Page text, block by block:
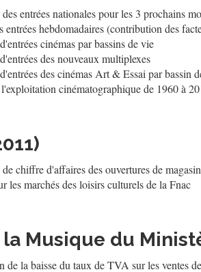
entrées nationales pour les 3 prochains
hebdomadaires (contribution des
cinémas par bassins de vie
des nouveaux multiplexes
des cinémas Art & Essai par bassin
cinématographique de 1960 à
chiffre d'affaires des ouvertures de
les marchés des loisirs culturels de la Fnac
Musique du
de la baisse du taux de TVA sur les ventes